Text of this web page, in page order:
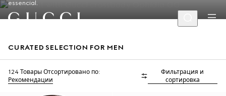
essencial.
CURATED SELECTION FOR MEN
124 Товары Отсортировано по:
Рекомендации
Фильтрация и
сортировка